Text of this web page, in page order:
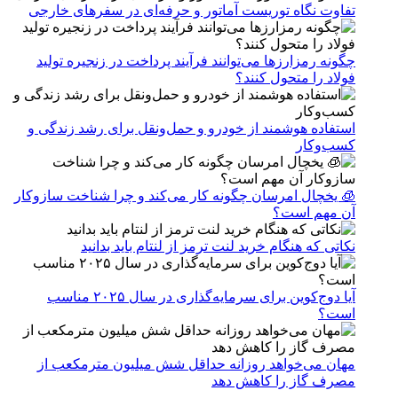
تفاوت نگاه توریست آماتور و حرفه‌ای در سفرهای خارجی
چگونه رمزارزها می‌توانند فرآیند پرداخت در زنجیره تولید
فولاد را متحول کنند؟
استفاده هوشمند از خودرو و حمل‌ونقل برای رشد زندگی و
کسب‌وکار
🧊 یخچال امرسان چگونه کار می‌کند و چرا شناخت سازوکار
آن مهم است؟
نکاتی که هنگام خرید لنت ترمز از لنتام باید بدانید
آیا دوج‌کوین برای سرمایه‌گذاری در سال ۲۰۲۵ مناسب
است؟
مهان می‌خواهد روزانه حداقل شش میلیون مترمکعب از
مصرف گاز را کاهش دهد